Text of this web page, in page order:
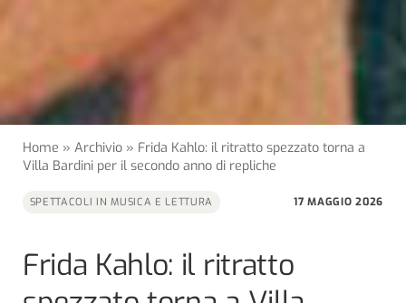
Home » Archivio» Frida Kahlo: il ritratto spezzato torna a
Villa Bardini per il secondo anno di repliche
SPETTACOLI IN MUSICA E LETTURA 17 MAGGIO 2026
Frida Kahlo: il ritratto